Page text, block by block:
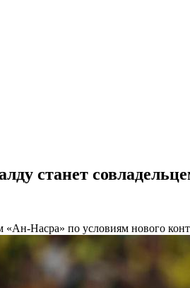
станет
«Ан-Насра» по условиям нового